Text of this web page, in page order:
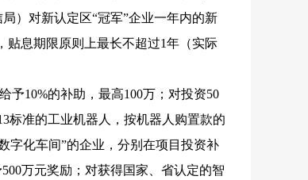
）对新认定区“冠军”企业一年内的新
贴息期限原则上最长不超过1年（实际
予10%的补助，最高100万；对投资50
标准的工业机器人，按机器人购置款的
字化车间”的企业，分别在项目投资补
万元奖励；对获得国家、省认定的智